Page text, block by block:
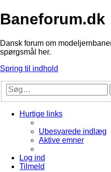
Baneforum.dk
Dansk forum om
spørgsmål her.
Spring til indhold
Hurtige links
Ubesvarede indlæg
Aktive emner
Log ind
Tilmeld